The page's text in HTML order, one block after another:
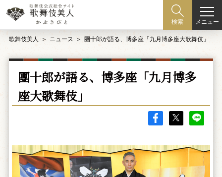
検索 メニュー
歌舞伎美人 ニュース 團十郎が語る、博多座「九月博多座大歌舞伎」
團十郎が語る、博多座「九月博多
座大歌舞伎」